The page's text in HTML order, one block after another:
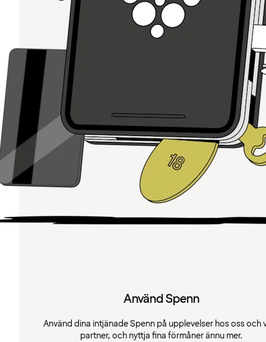
Använd Spenn
Använd dina intjänade Spenn på upplevelser hos oss och
partner, och nyttja fina förmåner ännu mer.